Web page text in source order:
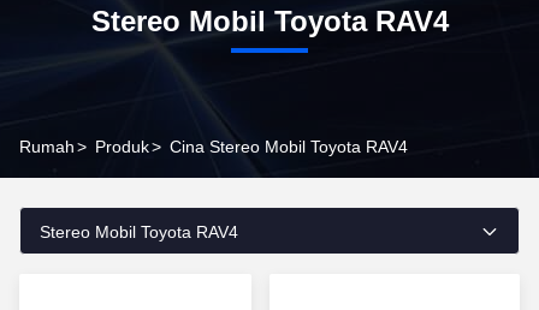
Stereo Mobil Toyota RAV4
Rumah> Produk> Cina Stereo Mobil Toyota RAV4
Stereo Mobil Toyota RAV4